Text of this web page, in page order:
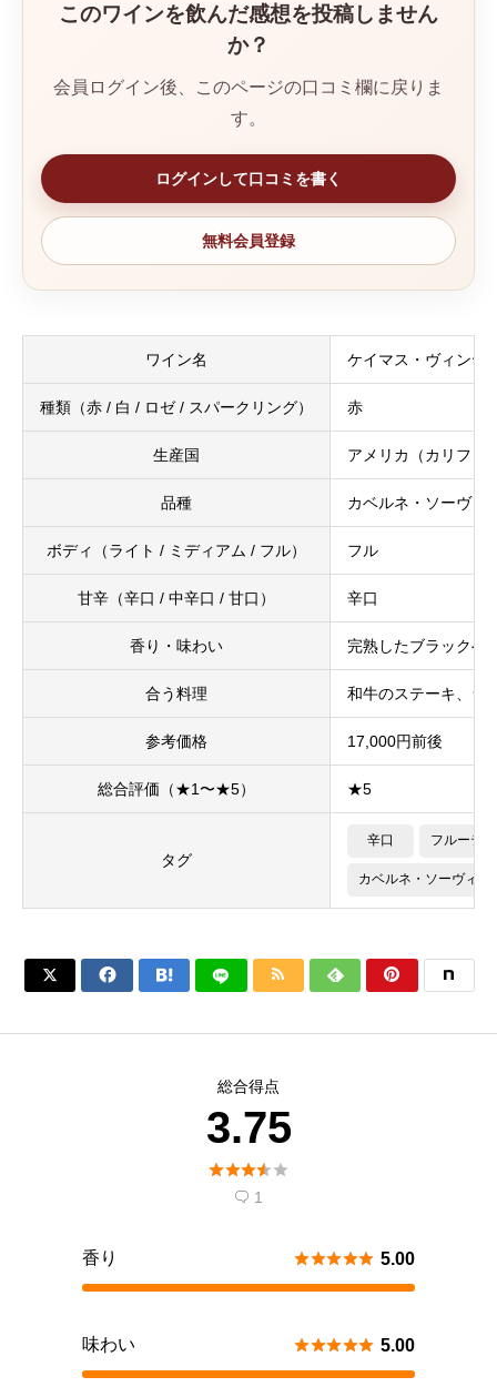
このワインを飲んだ感想を投稿しません
か？
会員ログイン後、このページの口コミ欄に戻りま
す。
ログインして口コミを書く
無料会員登録
ワイン名 ケイマス・ヴィンヤ
種類（赤 / 白 / ロゼ / スパークリング） 赤
生産国 アメリカ（カリフォ
品種 カベルネ・ソーヴィ
ボディ（ライト / ミディアム / フル） フル
甘辛（辛口 / 中辛口 / 甘口） 辛口
香り・味わい 完熟したブラックベ
合う料理 和牛のステーキ、ラ
参考価格 17,000円前後
総合評価（★1〜★5） ★5
タグ
辛口 フルーティ
カベルネ・ソーヴィニ
     
総合得点
3.75

 1
香り  5.00
味わい  5.00